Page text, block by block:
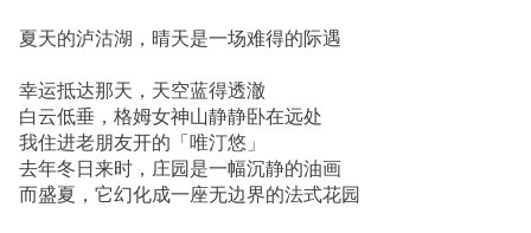
夏天的泸沽湖，晴天是一场难得的际遇
幸运抵达那天，天空蓝得透澈
白云低垂，格姆女神山静静卧在远处
我住进老朋友开的「唯汀悠」
去年冬日来时，庄园是一幅沉静的油画
而盛夏，它幻化成一座无边界的法式花园